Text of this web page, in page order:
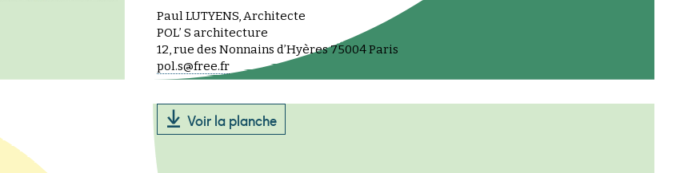
Paul LUTYENS, Architecte
POL’ S architecture
12, rue des Nonnains d’Hyères 75004 Paris
pol.s@free.fr
Voir la planche